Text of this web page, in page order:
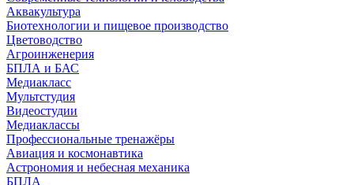
Аквакультура
Биотехнологии и пищевое производство
Цветоводство
Агроинженерия
БПЛА и БАС
Медиакласс
Мультстудия
Видеостудии
Медиаклассы
Профессиональные тренажёры
Авиация и космонавтика
Астрономия и небесная механика
БПЛА